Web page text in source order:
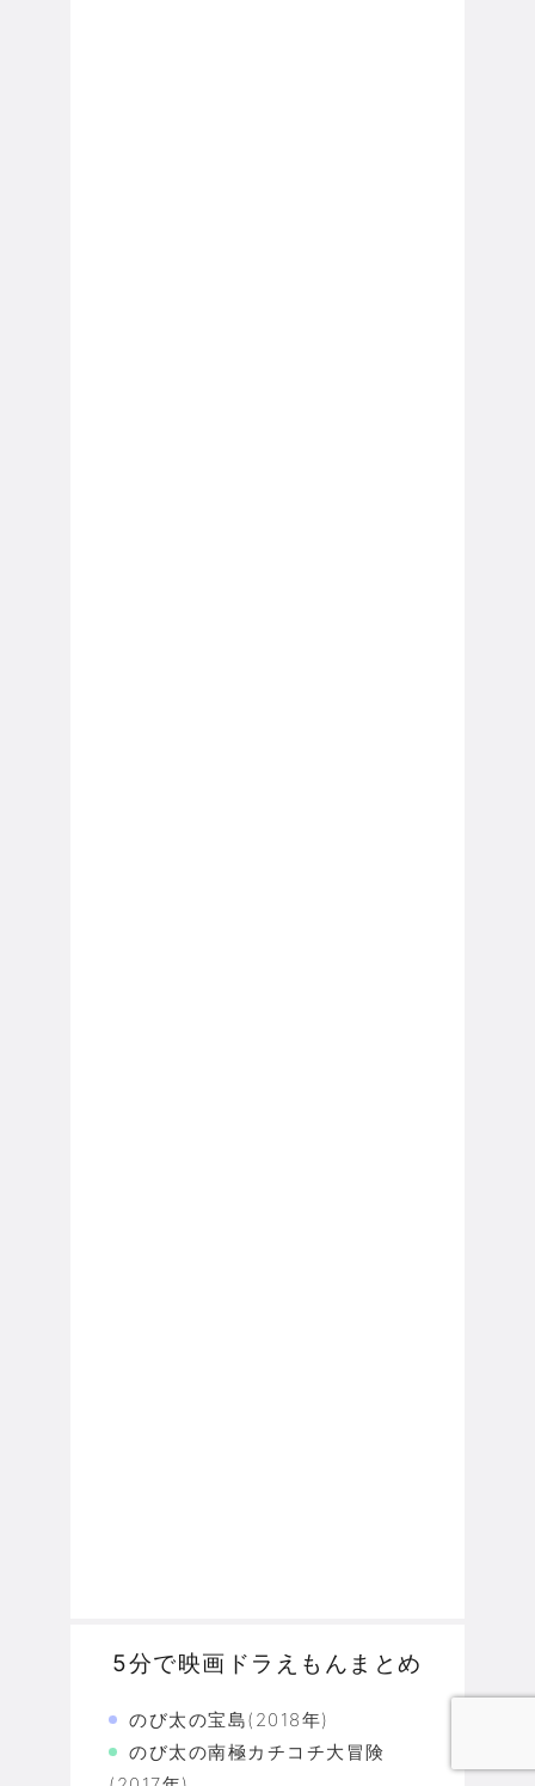
5分で映画ドラえもんまとめ
のび太の宝島(2018年)
のび太の南極カチコチ大冒険